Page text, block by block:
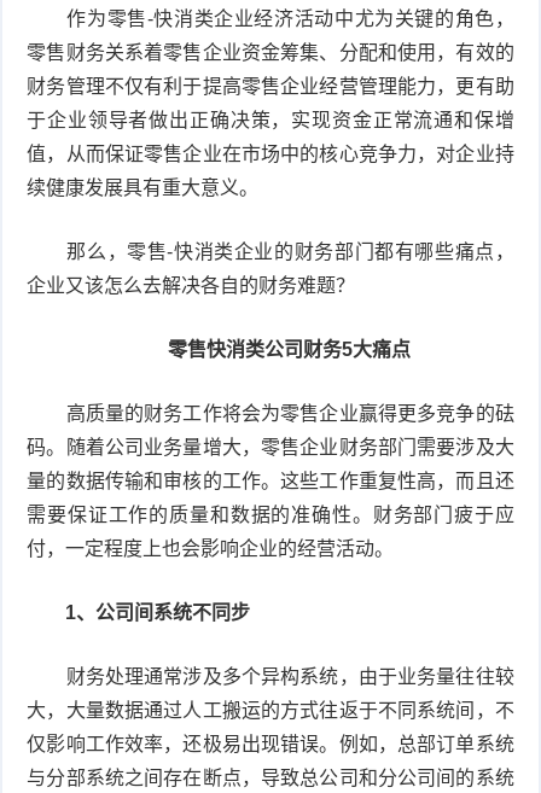
作为零售-快消类企业经济活动中尤为关键的角色，
零售财务关系着零售企业资金筹集、分配和使用，有效的
财务管理不仅有利于提高零售企业经营管理能力，更有助
于企业领导者做出正确决策，实现资金正常流通和保增
值，从而保证零售企业在市场中的核心竞争力，对企业持
续健康发展具有重大意义。
那么，零售-快消类企业的财务部门都有哪些痛点，
企业又该怎么去解决各自的财务难题？
零售快消类公司财务5大痛点
高质量的财务工作将会为零售企业赢得更多竞争的砝
码。随着公司业务量增大，零售企业财务部门需要涉及大
量的数据传输和审核的工作。这些工作重复性高，而且还
需要保证工作的质量和数据的准确性。财务部门疲于应
付，一定程度上也会影响企业的经营活动。
1、公司间系统不同步
财务处理通常涉及多个异构系统，由于业务量往往较
大，大量数据通过人工搬运的方式往返于不同系统间，不
仅影响工作效率，还极易出现错误。例如，总部订单系统
与分部系统之间存在断点，导致总公司和分公司间的系统